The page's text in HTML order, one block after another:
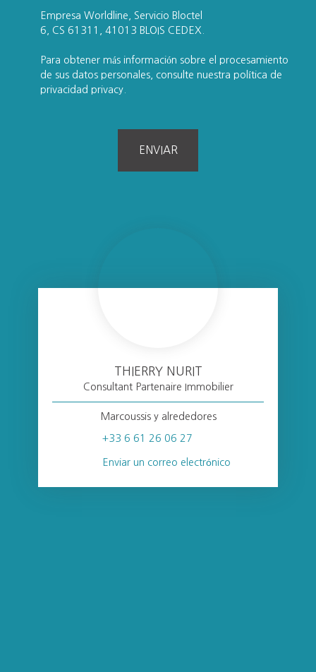
Empresa Worldline, Servicio Bloctel
6, CS 61311, 41013 BLOIS CEDEX.
Para obtener más información sobre el procesamiento
de sus datos personales, consulte nuestra política de
privacidad privacy.
ENVIAR
THIERRY NURIT
Consultant Partenaire Immobilier
Marcoussis y alrededores
+33 6 61 26 06 27
Enviar un correo electrónico